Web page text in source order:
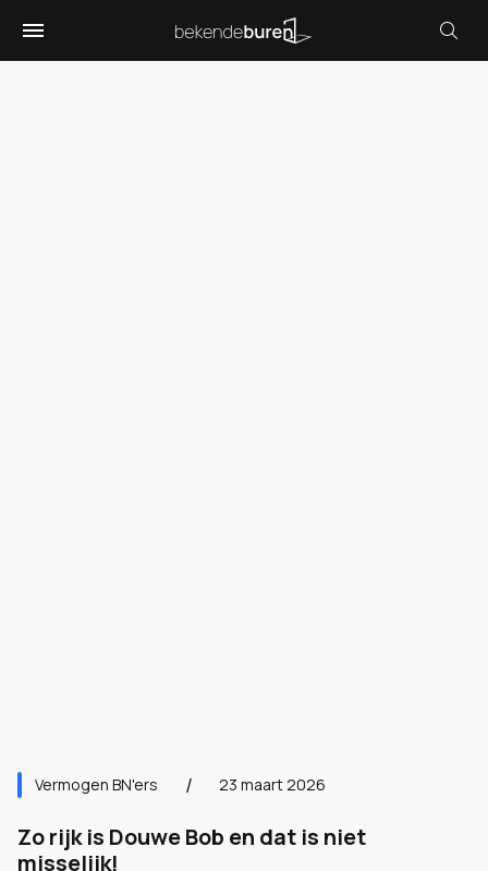
Vermogen BN'ers 23 maart 2026
Zo rijk is Douwe Bob en dat is niet
misselijk!